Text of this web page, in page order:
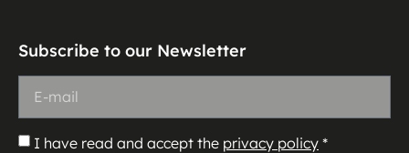
Subscribe to our Newsletter
I have read and accept the privacy policy *